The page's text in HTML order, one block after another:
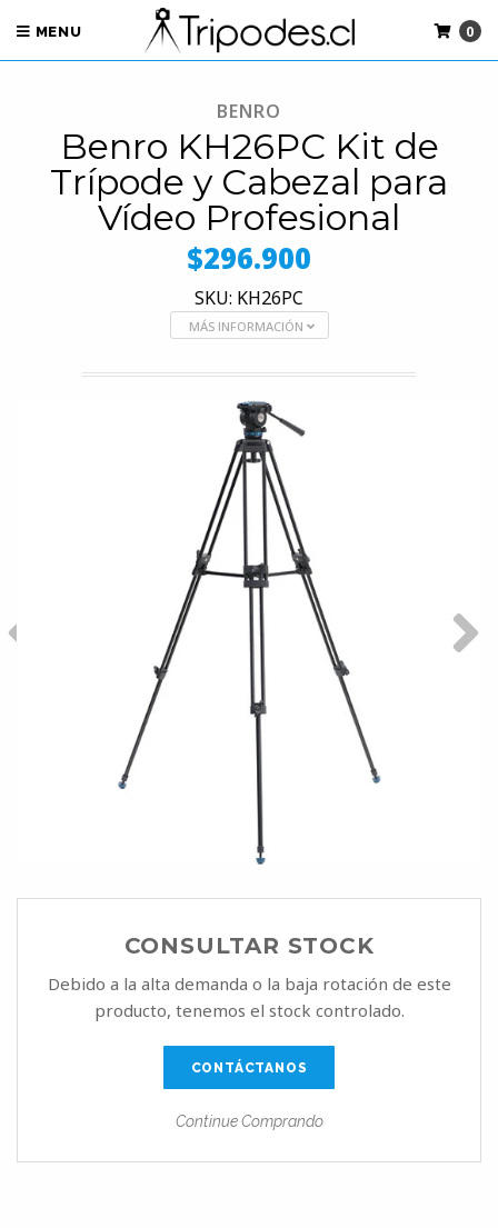
MENU 0
BENRO
Benro KH26PC Kit de
Trípode y Cabezal para
Vídeo Profesional
$296.900
SKU: KH26PC
MÁS INFORMACIÓN
CONSULTAR STOCK
Debido a la alta demanda o la baja rotación de este
producto, tenemos el stock controlado.
CONTÁCTANOS
Continue Comprando